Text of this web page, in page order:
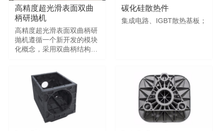
高精度超光滑表面双曲
柄研抛机
高精度超光滑表面双曲柄研
抛机遵循一个新开发的模块
化概念，采用双曲柄结构原
碳化硅散热件
集成电路、IGBT散热基板；